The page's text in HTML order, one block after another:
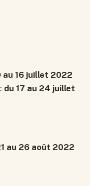
au 16 juillet 2022
du 17 au 24 juillet
au 26 août 2022